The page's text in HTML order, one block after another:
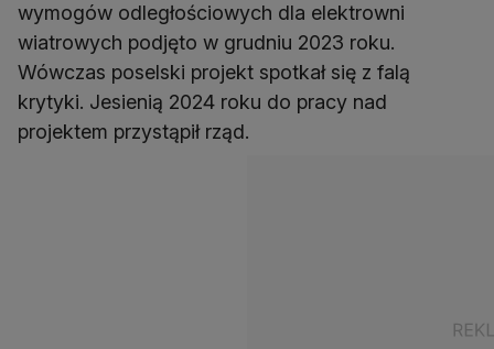
wymogów odległościowych dla elektrowni
wiatrowych podjęto w grudniu 2023 roku.
Wówczas poselski projekt spotkał się z falą
krytyki. Jesienią 2024 roku do pracy nad
projektem przystąpił rząd.